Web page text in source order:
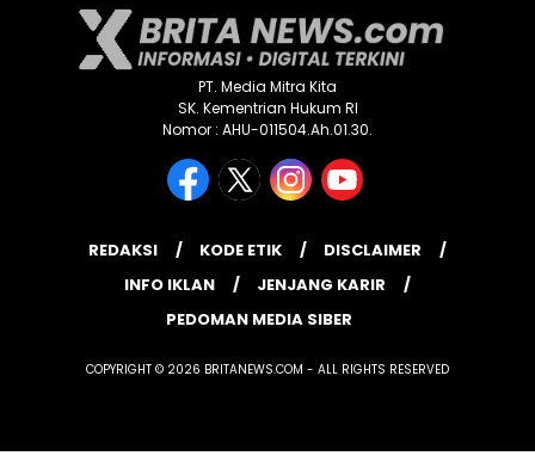
PT. Media Mitra Kita
SK. Kementrian Hukum RI
Nomor : AHU-011504.Ah.01.30.
REDAKSI KODE ETIK
DISCLAIMER
INFO IKLAN
JENJANG KARIR
PEDOMAN MEDIA SIBER
COPYRIGHT © 2026 BRITANEWS.COM - ALL RIGHTS RESERVED